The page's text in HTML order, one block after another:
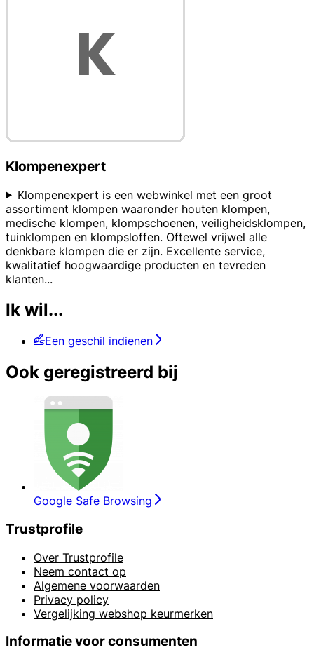
Klompenexpert
Klompenexpert is een webwinkel met een groot
assortiment klompen waaronder houten klompen,
medische klompen, klompschoenen, veiligheidsklompen,
tuinklompen en klompsloffen. Oftewel vrijwel alle
denkbare klompen die er zijn. Excellente service,
kwalitatief hoogwaardige producten en tevreden
klanten...
Ik wil...
Een geschil indienen
Ook geregistreerd bij
Google Safe Browsing
Trustprofile
Over Trustprofile
Neem contact op
Algemene voorwaarden
Privacy policy
Vergelijking webshop keurmerken
Informatie voor consumenten